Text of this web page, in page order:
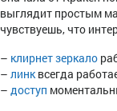
выглядит простым
чувствуешь, что
– клирнет зеркало
– линквсегда
– доступ